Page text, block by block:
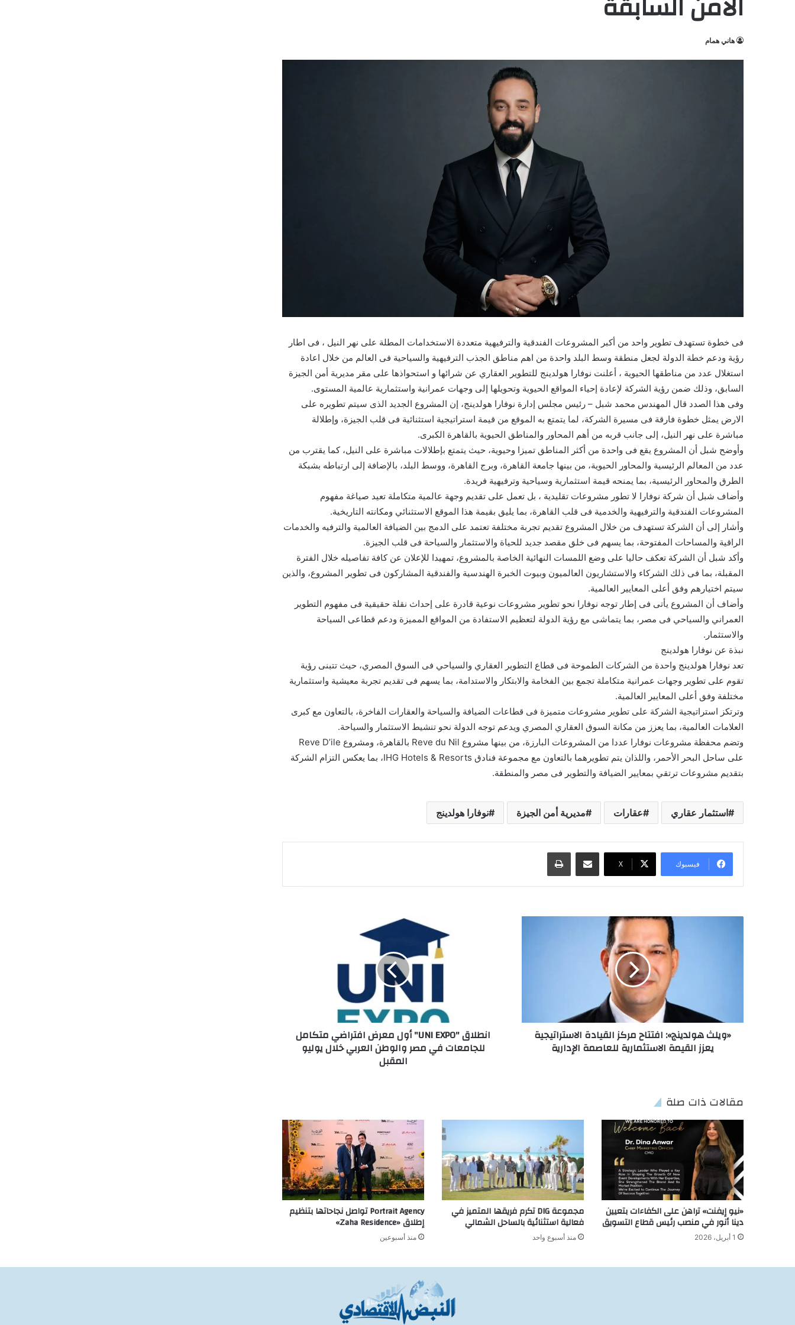
هاني همام
فى خطوة تستهدف تطوير واحد من أكبر المشروعات الفندقية والترفيهية متعددة الاستخدامات المطلة على نهر النيل ، فى اطار
رؤية ودعم خطة الدولة لجعل منطقة وسط البلد واحدة من اهم مناطق الجذب الترفيهية والسياحية فى العالم من خلال اعادة
استغلال عدد من مناطقها الحيوية ، أعلنت نوفارا هولدينج للتطوير العقاري عن شرائها و استحواذها على مقر مديرية أمن الجيزة
السابق، وذلك ضمن رؤية الشركة لإعادة إحياء المواقع الحيوية وتحويلها إلى وجهات عمرانية واستثمارية عالمية المستوى.
وفى هذا الصدد قال المهندس محمد شبل – رئيس مجلس إدارة نوفارا هولدينج، إن المشروع الجديد الذى سيتم تطويره على
الارض يمثل خطوة فارقة فى مسيرة الشركة، لما يتمتع به الموقع من قيمة استراتيجية استثنائية فى قلب الجيزة، وإطلالة
مباشرة على نهر النيل، إلى جانب قربه من أهم المحاور والمناطق الحيوية بالقاهرة الكبرى.
وأوضح شبل أن المشروع يقع فى واحدة من أكثر المناطق تميزا وحيوية، حيث يتمتع بإطلالات مباشرة على النيل، كما يقترب من
عدد من المعالم الرئيسية والمحاور الحيوية، من بينها جامعة القاهرة، وبرج القاهرة، ووسط البلد، بالإضافة إلى ارتباطه بشبكة
الطرق والمحاور الرئيسية، بما يمنحه قيمة استثمارية وسياحية وترفيهية فريدة.
وأضاف شبل أن شركة نوفارا لا تطور مشروعات تقليدية ، بل تعمل على تقديم وجهة عالمية متكاملة تعيد صياغة مفهوم
المشروعات الفندقية والترفيهية والخدمية فى قلب القاهرة، بما يليق بقيمة هذا الموقع الاستثنائي ومكانته التاريخية.
وأشار إلى أن الشركة تستهدف من خلال المشروع تقديم تجربة مختلفة تعتمد على الدمج بين الضيافة العالمية والترفيه والخدمات
الراقية والمساحات المفتوحة، بما يسهم فى خلق مقصد جديد للحياة والاستثمار والسياحة فى قلب الجيزة.
وأكد شبل أن الشركة تعكف حاليا على وضع اللمسات النهائية الخاصة بالمشروع، تمهيدا للإعلان عن كافة تفاصيله خلال الفترة
المقبلة، بما فى ذلك الشركاء والاستشاريون العالميون وبيوت الخبرة الهندسية والفندقية المشاركون فى تطوير المشروع، والذين
سيتم اختيارهم وفق أعلى المعايير العالمية.
وأضاف أن المشروع يأتى فى إطار توجه نوفارا نحو تطوير مشروعات نوعية قادرة على إحداث نقلة حقيقية فى مفهوم التطوير
العمراني والسياحي فى مصر، بما يتماشى مع رؤية الدولة لتعظيم الاستفادة من المواقع المميزة ودعم قطاعى السياحة
والاستثمار.
نبذة عن نوفارا هولدينج
تعد نوفارا هولدينج واحدة من الشركات الطموحة فى قطاع التطوير العقاري والسياحي فى السوق المصري، حيث تتبنى رؤية
تقوم على تطوير وجهات عمرانية متكاملة تجمع بين الفخامة والابتكار والاستدامة، بما يسهم فى تقديم تجربة معيشية واستثمارية
مختلفة وفق أعلى المعايير العالمية.
وترتكز استراتيجية الشركة على تطوير مشروعات متميزة فى قطاعات الضيافة والسياحة والعقارات الفاخرة، بالتعاون مع كبرى
العلامات العالمية، بما يعزز من مكانة السوق العقاري المصري ويدعم توجه الدولة نحو تنشيط الاستثمار والسياحة.
وتضم محفظة مشروعات نوفارا عددا من المشروعات البارزة، من بينها مشروع Reve du Nil بالقاهرة، ومشروع Reve D’ile
على ساحل البحر الأحمر، واللذان يتم تطويرهما بالتعاون مع مجموعة فنادق IHG Hotels & Resorts، بما يعكس التزام الشركة
بتقديم مشروعات ترتقي بمعايير الضيافة والتطوير فى مصر والمنطقة.
استثمار عقاري عقارات مديرية أمن الجيزة نوفارا هولدينج
فيسبوك X
مشاركة عبر البريد طباعة
«ويلث هولدينج»: افتتاح مركز القيادة الاستراتيجية
يعزز القيمة الاستثمارية للعاصمة الإدارية
انطلاق "UNI EXPO" أول معرض افتراضي متكامل
للجامعات في مصر والوطن العربي خلال يوليو
المقبل
مقالات ذات صلة
«نيو إيفنت» تراهن على الكفاءات بتعيين
دينا أنور في منصب رئيس قطاع التسويق
1 أبريل، 2026
مجموعة DIG تكرم فريقها المتميز في
فعالية استثنائية بالساحل الشمالي
منذ أسبوع واحد
Portrait Agency تواصل نجاحاتها بتنظيم
إطلاق «Zaha Residence»
منذ أسبوعين